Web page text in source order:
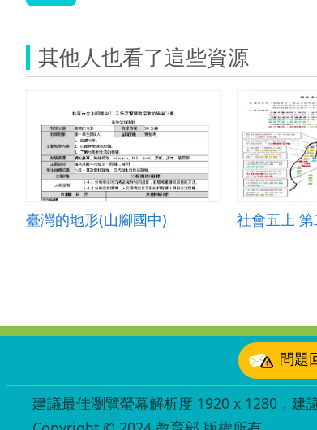
其他人也看了這些資源
臺灣的地形(山腳國中)
問題
建議最佳瀏覽螢幕解析度 1920 x 1280，